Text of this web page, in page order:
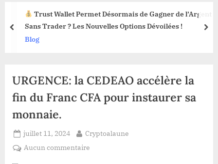
Trust Wallet Permet Désormais de Gagner de l’Argent
Sans Trader ? Les Nouvelles Options Dévoilées !
Blog
prev
URGENCE: la CEDEAO accélère la
fin du Franc CFA pour instaurer sa
monnaie.
Posted
on
juillet 11, 2024 By
Cryptoalaune
Aucun commentaire